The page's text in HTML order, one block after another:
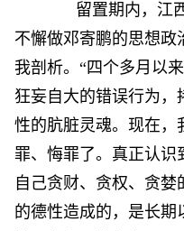
留置期内，江西
不懈做邓寄鹏的思想政
我剖析。“四个多月以
狂妄自大的错误行为
性的肮脏灵魂。现在，
罪、悔罪了。真正认识
自己贪财、贪权、贪
的德性造成的，是长